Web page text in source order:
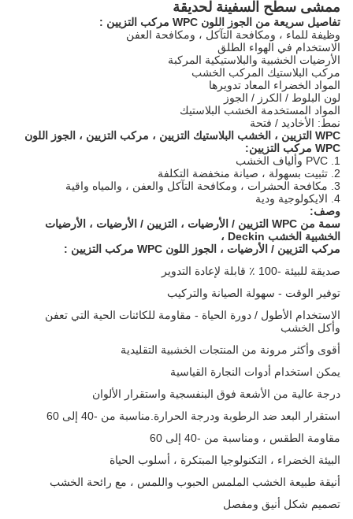
ممشى سطح السفينة لحديقة
تفاصيل سريعة منالجوز اللون WPC مركب التزيين
:
وظيفة للماء ، ومكافحة التآكل ، ومكافحة العفن
الاستخدام في الهواء الطلق
الأرضيات الخشبية والبلاستيكية المركبة
مركب البلاستيك المركب الخشب
المواد الخضراء المعاد تدويرها
لون البلوط / الكرز / الجوز
المواد المستخدمة الخشب البلاستيك
نمط: الأخاديد / فتحة
WPC التزيين ، الخشب البلاستيك التزيين ، مركب التزيين ،
الجوز اللون
WPC مركب التزيين:
4. الايكولوجية ودية
وصف:
سمة من WPC التزيين / الأرضيات ، التزيين / الأرضيات ، الأرضيات
الخشبية الخشب Deckin
،
مركب التزيين / الأرضيات ، الجوز اللون WPC مركب التزيين
:
صديقة للبيئة -100 ٪ قابلة لإعادة التدوير
توفير الوقت - سهولة الصيانة والتركيب
الاستخدام الأطول / دورة الحياة - مقاومة للكائنات الحية التي تعفن
وأكل الخشب
أقوى وأكثر مرونة من المنتجات الخشبية التقليدية
يمكن استخدام أدوات النجارة القياسية
درجة عالية من الأشعة فوق البنفسجية واستقرار الألوان
استقرار البعد ضد الرطوبة ودرجة الحرارة.مناسبة من -40 إلى 60
مقاومة الطقس ، ومناسبة من -40 إلى 60
البيئة الخضراء ، التكنولوجيا المبتكرة ، أسلوب الحياة
أنيقة طبيعة الخشب الملمس الحبوب واللمس ، مع رائحة الخشب
تصميم شكل أنيق ومفصل